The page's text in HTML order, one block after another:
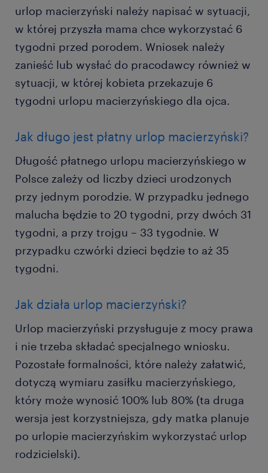
urlop macierzyński należy napisać w sytuacji,
w której przyszła mama chce wykorzystać 6
tygodni przed porodem. Wniosek należy
zanieść lub wysłać do pracodawcy również w
sytuacji, w której kobieta przekazuje 6
tygodni urlopu macierzyńskiego dla ojca.
Jak długo jest płatny urlop macierzyński?
Długość płatnego urlopu macierzyńskiego w
Polsce zależy od liczby dzieci urodzonych
przy jednym porodzie. W przypadku jednego
malucha będzie to 20 tygodni, przy dwóch 31
tygodni, a przy trojgu – 33 tygodnie. W
przypadku czwórki dzieci będzie to aż 35
tygodni.
Jak działa urlop macierzyński?
Urlop macierzyński przysługuje z mocy prawa
i nie trzeba składać specjalnego wniosku.
Pozostałe formalności, które należy załatwić,
dotyczą wymiaru zasiłku macierzyńskiego,
który może wynosić 100% lub 80% (ta druga
wersja jest korzystniejsza, gdy matka planuje
po urlopie macierzyńskim wykorzystać urlop
rodzicielski).